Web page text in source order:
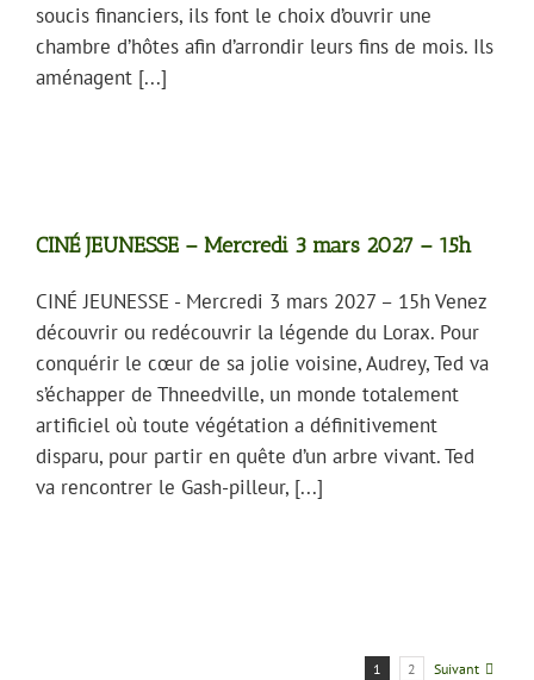
soucis financiers, ils font le choix d’ouvrir une
chambre d’hôtes afin d’arrondir leurs fins de mois. Ils
aménagent [...]
CINÉ JEUNESSE – Mercredi 3 mars 2027 – 15h
CINÉ JEUNESSE - Mercredi 3 mars 2027 – 15h Venez
découvrir ou redécouvrir la légende du Lorax. Pour
conquérir le cœur de sa jolie voisine, Audrey, Ted va
s’échapper de Thneedville, un monde totalement
artificiel où toute végétation a définitivement
disparu, pour partir en quête d’un arbre vivant. Ted
va rencontrer le Gash-pilleur, [...]
1 2 Suivant